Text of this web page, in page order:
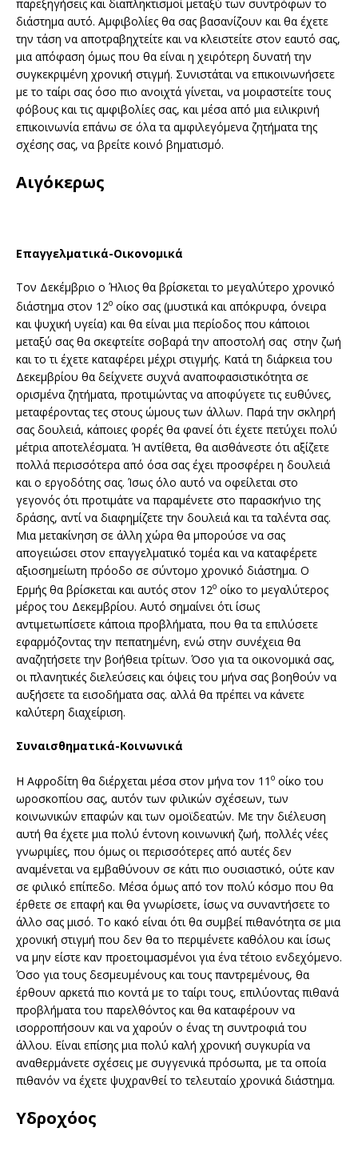
παρεξηγήσεις και διαπληκτισμοί μεταξύ των συντρόφων το
διάστημα αυτό. Αμφιβολίες θα σας βασανίζουν και θα έχετε
την τάση να αποτραβηχτείτε και να κλειστείτε στον εαυτό σας,
μια απόφαση όμως που θα είναι η χειρότερη δυνατή την
συγκεκριμένη χρονική στιγμή. Συνιστάται να επικοινωνήσετε
με το ταίρι σας όσο πιο ανοιχτά γίνεται, να μοιραστείτε τους
φόβους και τις αμφιβολίες σας, και μέσα από μια ειλικρινή
επικοινωνία επάνω σε όλα τα αμφιλεγόμενα ζητήματα της
σχέσης σας, να βρείτε κοινό βηματισμό.
Αιγόκερως
Επαγγελματικά-Οικονομικά
Τον Δεκέμβριο ο Ήλιος θα βρίσκεται το μεγαλύτερο χρονικό
διάστημα στον 12ο οίκο σας (μυστικά και απόκρυφα, όνειρα
και ψυχική υγεία) και θα είναι μια περίοδος που κάποιοι
μεταξύ σας θα σκεφτείτε σοβαρά την αποστολή σας στην ζωή
και το τι έχετε καταφέρει μέχρι στιγμής. Κατά τη διάρκεια του
Δεκεμβρίου θα δείχνετε συχνά αναποφασιστικότητα σε
ορισμένα ζητήματα, προτιμώντας να αποφύγετε τις ευθύνες,
μεταφέροντας τες στους ώμους των άλλων. Παρά την σκληρή
σας δουλειά, κάποιες φορές θα φανεί ότι έχετε πετύχει πολύ
μέτρια αποτελέσματα. Ή αντίθετα, θα αισθάνεστε ότι αξίζετε
πολλά περισσότερα από όσα σας έχει προσφέρει η δουλειά
και ο εργοδότης σας. Ίσως όλο αυτό να οφείλεται στο
γεγονός ότι προτιμάτε να παραμένετε στο παρασκήνιο της
δράσης, αντί να διαφημίζετε την δουλειά και τα ταλέντα σας.
Μια μετακίνηση σε άλλη χώρα θα μπορούσε να σας
απογειώσει στον επαγγελματικό τομέα και να καταφέρετε
αξιοσημείωτη πρόοδο σε σύντομο χρονικό διάστημα. Ο
Ερμής θα βρίσκεται και αυτός στον 12ο οίκο το μεγαλύτερος
μέρος του Δεκεμβρίου. Αυτό σημαίνει ότι ίσως
αντιμετωπίσετε κάποια προβλήματα, που θα τα επιλύσετε
εφαρμόζοντας την πεπατημένη, ενώ στην συνέχεια θα
αναζητήσετε την βοήθεια τρίτων. Όσο για τα οικονομικά σας,
οι πλανητικές διελεύσεις και όψεις του μήνα σας βοηθούν να
αυξήσετε τα εισοδήματα σας. αλλά θα πρέπει να κάνετε
καλύτερη διαχείριση.
Συναισθηματικά-Κοινωνικά
Η Αφροδίτη θα διέρχεται μέσα στον μήνα τον 11 ο οίκο του
ωροσκοπίου σας, αυτόν των φιλικών σχέσεων, των
κοινωνικών επαφών και των ομοϊδεατών. Με την διέλευση
αυτή θα έχετε μια πολύ έντονη κοινωνική ζωή, πολλές νέες
γνωριμίες, που όμως οι περισσότερες από αυτές δεν
αναμένεται να εμβαθύνουν σε κάτι πιο ουσιαστικό, ούτε καν
σε φιλικό επίπεδο. Μέσα όμως από τον πολύ κόσμο που θα
έρθετε σε επαφή και θα γνωρίσετε, ίσως να συναντήσετε το
άλλο σας μισό. Το κακό είναι ότι θα συμβεί πιθανότητα σε μια
χρονική στιγμή που δεν θα το περιμένετε καθόλου και ίσως
να μην είστε καν προετοιμασμένοι για ένα τέτοιο ενδεχόμενο.
Όσο για τους δεσμευμένους και τους παντρεμένους, θα
έρθουν αρκετά πιο κοντά με το ταίρι τους, επιλύοντας πιθανά
προβλήματα του παρελθόντος και θα καταφέρουν να
ισορροπήσουν και να χαρούν ο ένας τη συντροφιά του
άλλου. Είναι επίσης μια πολύ καλή χρονική συγκυρία να
αναθερμάνετε σχέσεις με συγγενικά πρόσωπα, με τα οποία
πιθανόν να έχετε ψυχρανθεί το τελευταίο χρονικά διάστημα.
Υδροχόος